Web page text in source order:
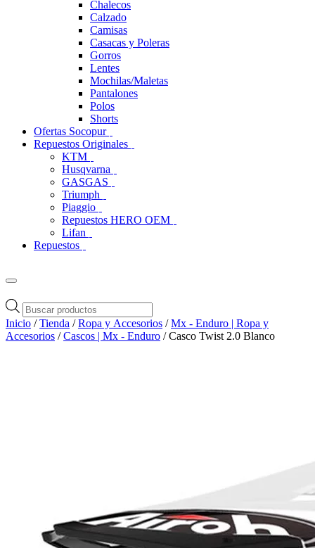
Chalecos
Calzado
Camisas
Casacas y Poleras
Gorros
Lentes
Mochilas/Maletas
Pantalones
Polos
Shorts
Ofertas Socopur
Repuestos Originales
KTM
Husqvarna
GASGAS
Triumph
Piaggio
Repuestos HERO OEM
Lifan
Repuestos
Búsqueda
de
productos
Inicio /Tienda /Ropa y Accesorios /Mx - Enduro | Ropa y
Accesorios /Cascos | Mx - Enduro / Casco Twist 2.0 Blanco